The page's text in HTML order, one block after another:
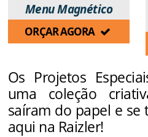
Menu Magnético
ORÇAR AGORA
Os Projetos
uma coleção
saíram do papel e
aqui na Raizler!